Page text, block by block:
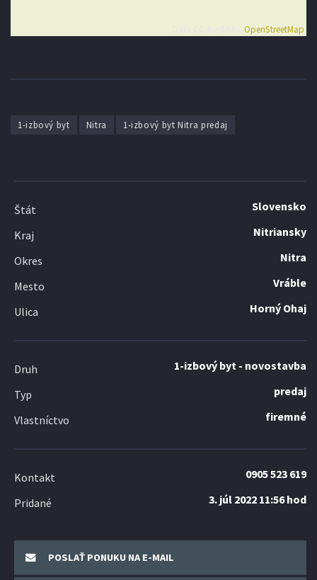
OpenStreetMap
1-izbový byt Nitra 1-izbový byt Nitra predaj
Štát Slovensko
Kraj Nitriansky
Okres Nitra
Mesto Vráble
Ulica Horný Ohaj
Druh 1-izbový byt - novostavba
Typ predaj
Vlastníctvo firemné
Kontakt 0905 523 619
Pridané 3. júl 2022 11:56 hod
POSLAŤ PONUKU NA E-MAIL